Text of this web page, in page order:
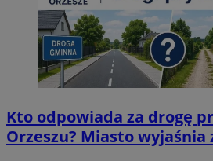
Kto odpowiada za drogę
Orzeszu? Miasto wyjaśnia